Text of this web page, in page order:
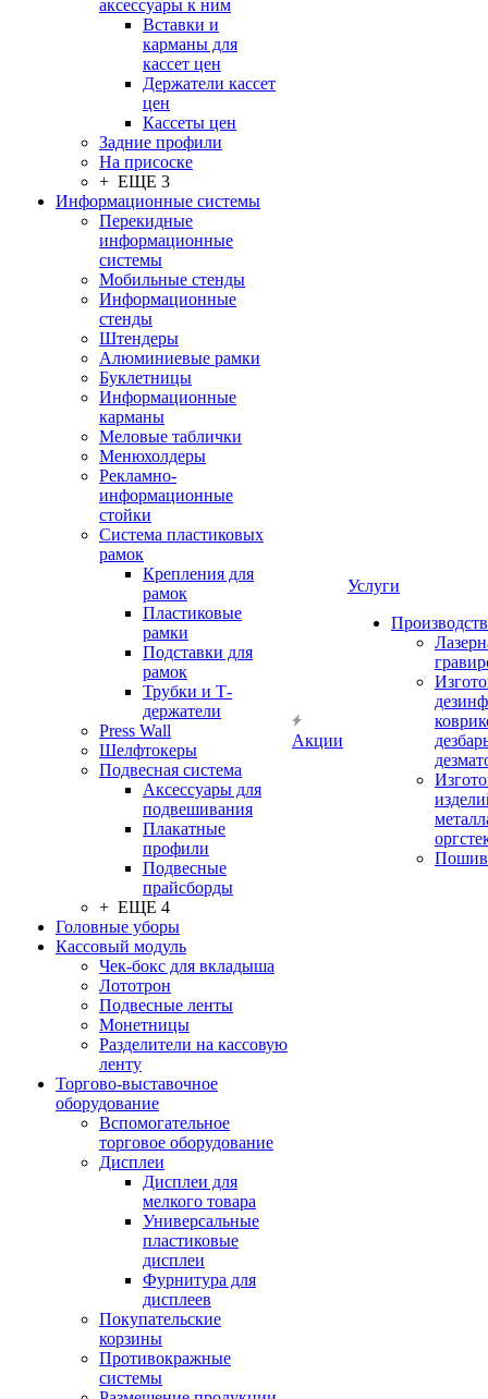
аксессуары к ним
Вставки и
карманы для
кассет цен
Держатели кассет
цен
Кассеты цен
Задние профили
На присоске
+ ЕЩЕ 3
Информационные системы
Перекидные
информационные
системы
Мобильные стенды
Информационные
стенды
Штендеры
Алюминиевые рамки
Буклетницы
Информационные
карманы
Меловые таблички
Менюхолдеры
Рекламно-
информационные
стойки
Система пластиковых
рамок
Крепления для
рамок
Пластиковые
рамки
Подставки для
рамок
Трубки и Т-
держатели
Press Wall
Шелфтокеры
Подвесная система
Аксессуары для
подвешивания
Плакатные
профили
Подвесные
прайсборды
+ ЕЩЕ 4
Головные уборы
Кассовый модуль
Чек-бокс для вкладыша
Лототрон
Подвесные ленты
Монетницы
Разделители на кассовую
ленту
Торгово-выставочное
оборудование
Вспомогательное
торговое оборудование
Дисплеи
Дисплеи для
мелкого товара
Универсальные
пластиковые
дисплеи
Фурнитура для
дисплеев
Покупательские
корзины
Противокражные
системы
Акции
Услуги
Пошив